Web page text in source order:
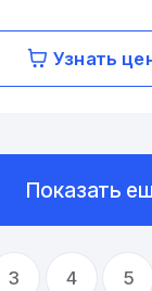
Узнать
3 4 5
Показать